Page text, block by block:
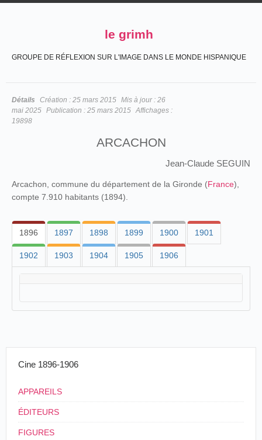
le grimh
GROUPE DE RÉFLEXION SUR L'IMAGE DANS LE MONDE HISPANIQUE
Détails Création : 25 mars 2015 Mis à jour : 26
mai 2025 Publication : 25 mars 2015 Affichages :
19898
ARCACHON
Jean-Claude SEGUIN
Arcachon, commune du département de la Gironde (France),
compte 7.910 habitants (1894).
1896 1897 1898 1899 1900 1901
1902 1903 1904 1905 1906
Cine 1896-1906
APPAREILS
ÉDITEURS
FIGURES